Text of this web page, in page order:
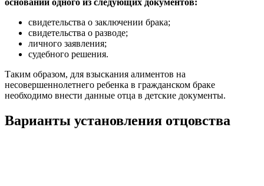
свидетельства о заключении брака;
свидетельства о разводе;
личного заявления;
судебного решения.
Таким образом, для взыскания алиментов на
несовершеннолетнего ребенка в гражданском браке
необходимо внести данные отца в детские документы.
Варианты установления отцовства